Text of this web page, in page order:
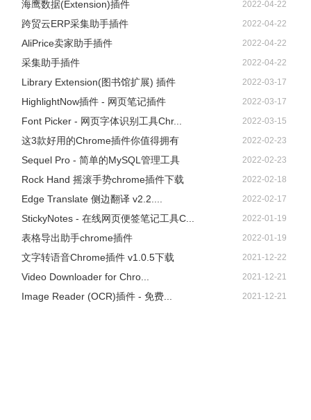
海鹰数据(Extension)插件 2022-04-22
跨贸云ERP采集助手插件 2022-04-22
AliPrice卖家助手插件 2022-04-22
采集助手插件 2022-04-22
Library Extension(图书馆扩展) 插件 2022-03-17
HighlightNow插件 - 网页笔记插件 2022-03-17
Font Picker - 网页字体识别工具Chr... 2022-03-15
这3款好用的Chrome插件你值得拥有 2022-02-23
Sequel Pro - 简单的MySQL管理工具 2022-02-23
Rock Hand 摇滚手势chrome插件下载 2022-02-18
Edge Translate 侧边翻译 v2.2.... 2022-02-17
StickyNotes - 在线网页便签笔记工具C... 2022-01-19
表格导出助手chrome插件 2022-01-19
文字转语音Chrome插件 v1.0.5下载 2021-12-22
Video Downloader for Chro... 2021-12-21
Image Reader (OCR)插件 - 免费... 2021-12-21